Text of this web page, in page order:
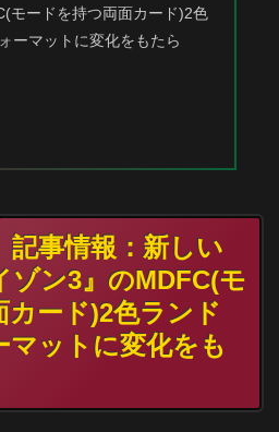
モードを持つ両面カード)2色
ーマットに変化をもたら
記事情報：新しい
ゾン3』のMDFC(モ
カード)2色ランド
マットに変化をも